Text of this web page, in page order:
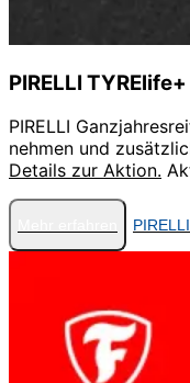
PIRELLI TYRElife+
PIRELLI
nehmen und
Details zur Aktion.